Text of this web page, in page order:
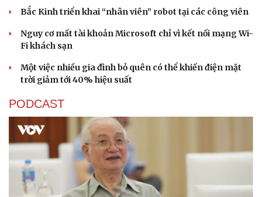
Bắc Kinh triển khai “nhân viên” robot tại các công viên
Nguy cơ mất tài khoản Microsoft chỉ vì kết nối mạng Wi-
Fi khách sạn
Một việc nhiều gia đình bỏ quên có thể khiến điện mặt
trời giảm tới 40% hiệu suất
PODCAST